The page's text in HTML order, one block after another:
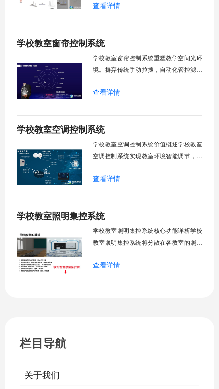
能化改造后，一键完成全校窗帘开合，节
生视力健康，营造舒适教学环境。节能减
排效果显著，延长窗帘使用寿命，降低学
查看详情
学校教室窗帘控制系统
学校教室窗帘控制系统重塑教学空间光环
境。摒弃传统手动拉拽，自动化管控滤除
足，节能降耗。精准适配多媒体教学、考
能智慧校园生态升级。智能光感调节1. 动
态光照追踪实时捕捉室外照度参数。光照
查看详情
学校教室空调控制系统
学校教室空调控制系统价值概述学校教室
空调控制系统实现教室环境智能调节，提
管理全校空调设备，远程监控运行状态，
警。管理人员通过平台统一管控，减少人
工巡检工作量，延长设备使用寿命，节约
查看详情
学校教室照明集控系统
学校教室照明集控系统核心功能详析学校
教室照明集控系统将分散在各教室的照明
关、按需调光、定时策略、能耗监测、故
查看详情
栏目导航
关于我们